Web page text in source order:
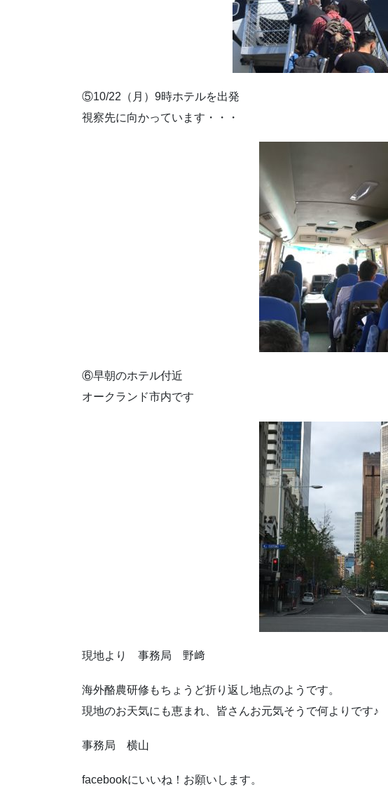
⑤10/22（月）9時ホテルを出発
視察先に向かっています・・・
⑥早朝のホテル付近
オークランド市内です
現地より 事務局 野﨑
海外酪農研修もちょうど折り返し地点のようです。
現地のお天気にも恵まれ、皆さんお元気そうで何よりです♪
事務局 横山
facebookにいいね！お願いします。